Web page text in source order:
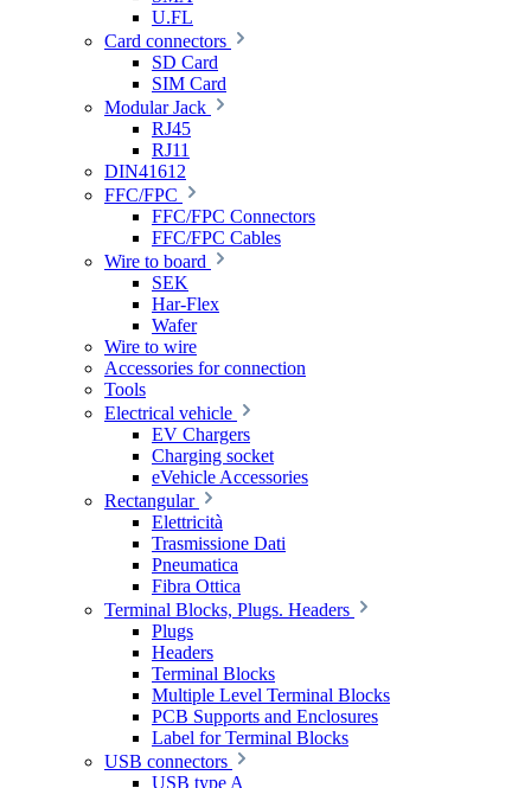
U.FL
Card connectors
SD Card
SIM Card
Modular Jack
RJ45
RJ11
DIN41612
FFC/FPC
FFC/FPC Connectors
FFC/FPC Cables
Wire to board
SEK
Har-Flex
Wafer
Wire to wire
Accessories for connection
Tools
Electrical vehicle
EV Chargers
Charging socket
eVehicle Accessories
Rectangular
Elettricità
Trasmissione Dati
Pneumatica
Fibra Ottica
Terminal Blocks, Plugs. Headers
Plugs
Headers
Terminal Blocks
Multiple Level Terminal Blocks
PCB Supports and Enclosures
Label for Terminal Blocks
USB connectors
USB type A